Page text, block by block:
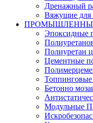
Дренажный
Вяжущие для
Эпоксидные
Полиуретан
Цементные
Бетонно
Модульные